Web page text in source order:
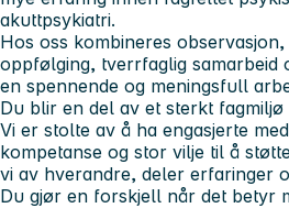
akuttpsykiatri.
Hos oss kombineres
oppfølging, tverrfaglig samarbeid
en spennende og meningsfull
Du blir en del av et sterkt fagmiljø
Vi er stolte av å ha engasjerte
kompetanse og stor vilje til å
vi av hverandre, deler erfaringer
Du gjør en forskjell når det betyr